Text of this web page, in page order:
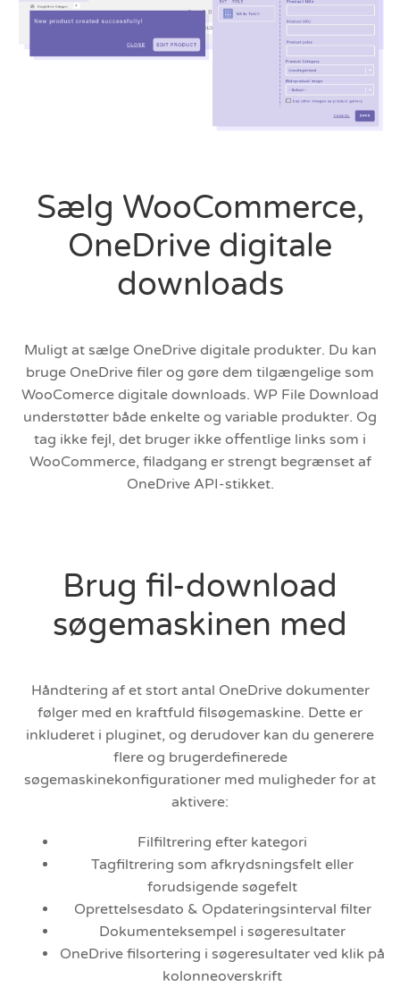
Sælg WooCommerce,
OneDrive digitale
downloads
Muligt at sælge OneDrive digitale produkter. Du kan
bruge OneDrive filer og gøre dem tilgængelige som
WooComerce digitale downloads. WP File Download
understøtter både enkelte og variable produkter. Og
tag ikke fejl, det bruger ikke offentlige links som i
WooCommerce, filadgang er strengt begrænset af
OneDrive API-stikket.
Brug fil-download
søgemaskinen med
Håndtering af et stort antal OneDrive dokumenter
følger med en kraftfuld filsøgemaskine. Dette er
inkluderet i pluginet, og derudover kan du generere
flere og brugerdefinerede
søgemaskinekonfigurationer med muligheder for at
aktivere:
Filfiltrering efter kategori
Tagfiltrering som afkrydsningsfelt eller
forudsigende søgefelt
Oprettelsesdato & Opdateringsinterval filter
Dokumenteksempel i søgeresultater
OneDrive filsortering i søgeresultater ved klik på
kolonneoverskrift